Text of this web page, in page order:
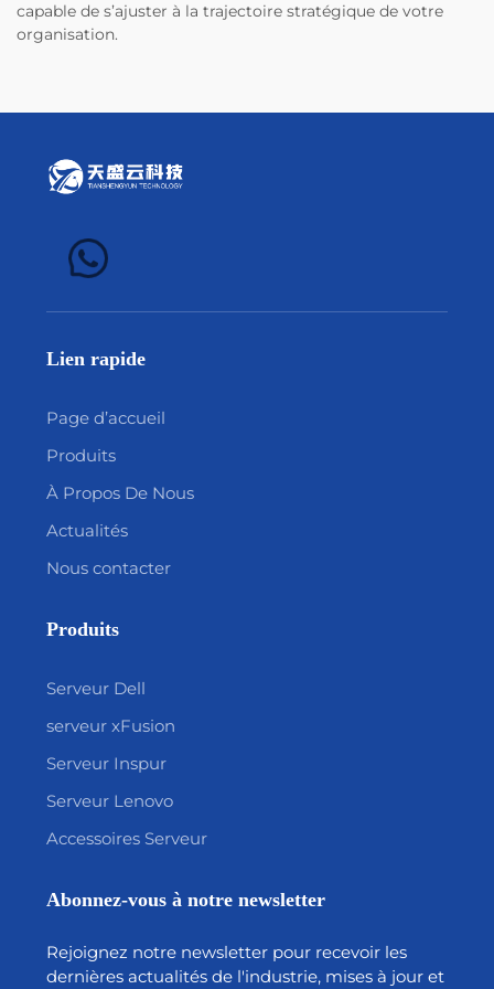
capable de s’ajuster à la trajectoire stratégique de votre
organisation.
Lien rapide
Page d’accueil
Produits
À Propos De Nous
Actualités
Nous contacter
Produits
Serveur Dell
serveur xFusion
Serveur Inspur
Serveur Lenovo
Accessoires Serveur
Abonnez-vous à notre newsletter
Rejoignez notre newsletter pour recevoir les
dernières actualités de l'industrie, mises à jour et